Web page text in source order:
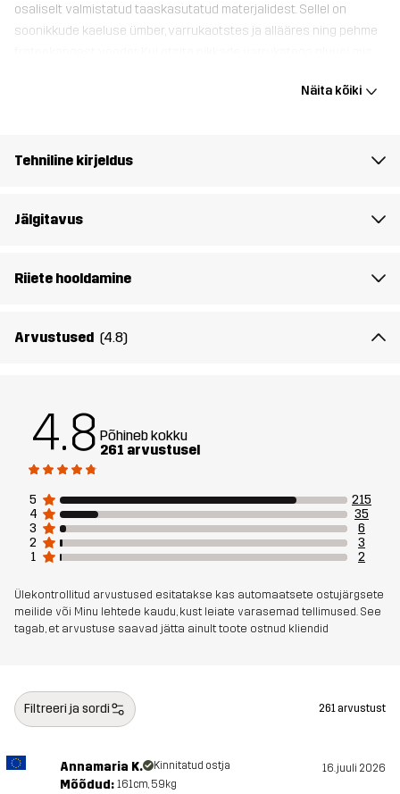
osaliselt valmistatud taaskasutatud materjalidest. Sellel on
soonikkude kaeluse ümber, varrukaotstes ja allääres ning pehme
Materjal 1
Kestlikkus Ümbertöödeldud detailid
sihtrühm
Artikli number
Näita kõiki
Tehniline kirjeldus
Jälgitavus
Riiete hooldamine
Arvustused (4.8)
4.8 Põhineb kokku
261 arvustusel
5
215
4
35
3
6
2
3
1
2
Ülekontrollitud arvustused esitatakse kas automaatsete ostujärgsete
meilide või Minu lehtede kaudu, kust leiate varasemad tellimused. See
tagab, et arvustuse saavad jätta ainult toote ostnud kliendid
Filtreeri ja sordi 261 arvustust
Annamaria K. Kinnitatud ostja 16. juuli 2026
Mõõdud: 161cm, 59kg